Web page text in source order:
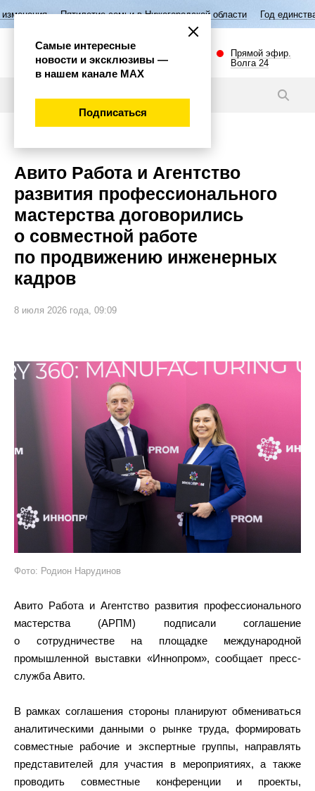
Пятилетие семьи в Нижегородской области Год единства народов
Прямой эфир.
Волга 24
Авито Работа и Агентство
развития профессионального
мастерства договорились
о совместной работе
по продвижению инженерных
кадров
8 июля 2026 года, 09:09
Фото: Родион Нарудинов
Авито Работа и Агентство развития профессионального
мастерства (АРПМ) подписали соглашение
о сотрудничестве на площадке международной
промышленной выставки «Иннопром», сообщает пресс-
служба Авито.
В рамках соглашения стороны планируют обмениваться
аналитическими данными о рынке труда, формировать
совместные рабочие и экспертные группы, направлять
представителей для участия в мероприятиях, а также
проводить совместные конференции и проекты,
Самые интересные
новости и эксклюзивы —
в нашем канале МАХ
Подписаться